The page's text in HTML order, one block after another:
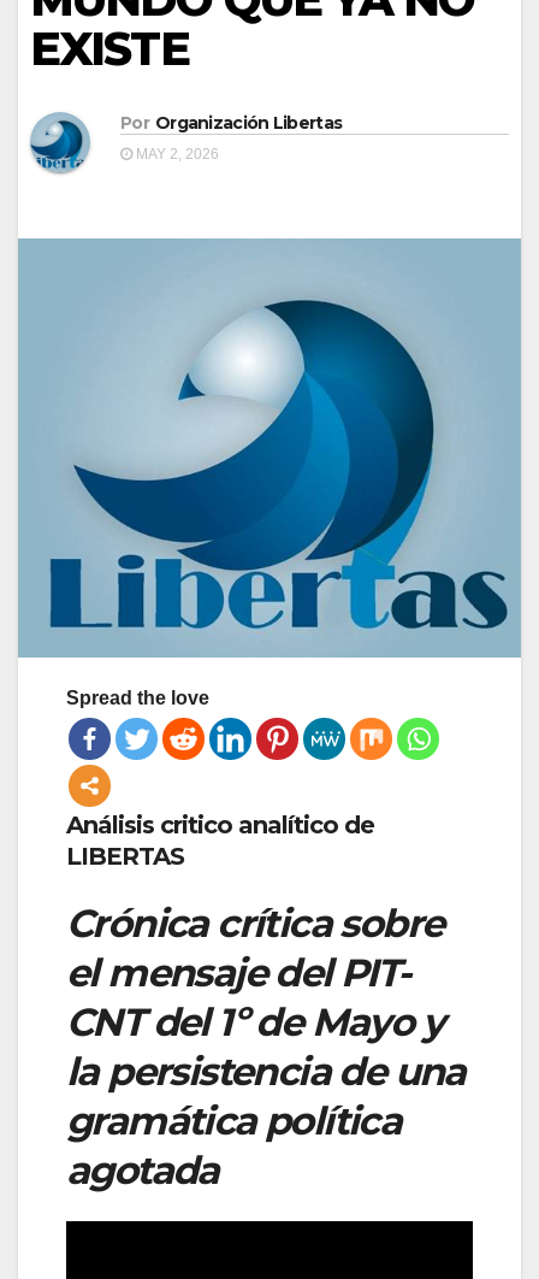
EXISTE
Por Organización Libertas
MAY 2, 2026
Spread the love
Análisis critico analítico de
LIBERTAS
Crónica crítica sobre
el mensaje del PIT-
CNT del 1º de Mayo y
la persistencia de una
gramática política
agotada